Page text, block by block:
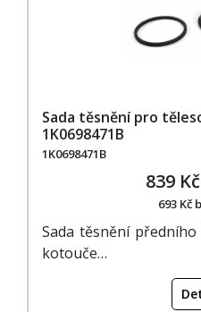
Sada těsnění pro
1K0698471B
1K0698471B
839
693 Kč
Sada těsnění
kotouče…